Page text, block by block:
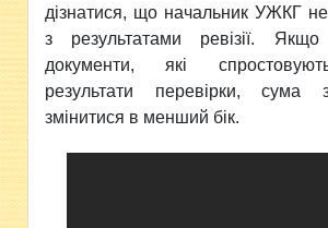
дізнатися, що начальник УЖКГ
з результатами ревізії.
документи, які
результати перевірки, сума
змінитися в менший бік.